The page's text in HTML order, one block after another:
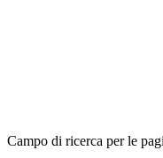
Campo di ricerca per le